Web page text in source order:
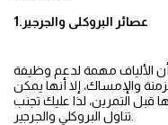
1.عصائر البروكلى والجرجير
أن الألياف مهمة لدعم وظيفة
والإمساك، إلا أنها يمكن
قبل التمرين، لذا عليك تجنب
تناول البروكلي والجرجير.